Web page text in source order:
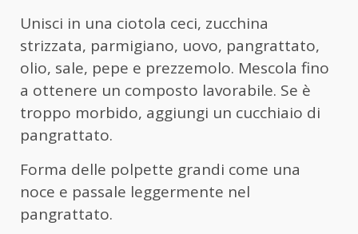
Unisci in una ciotola ceci, zucchina
strizzata, parmigiano, uovo, pangrattato,
olio, sale, pepe e prezzemolo. Mescola fino
a ottenere un composto lavorabile. Se è
troppo morbido, aggiungi un cucchiaio di
pangrattato.
Forma delle polpette grandi come una
noce e passale leggermente nel
pangrattato.